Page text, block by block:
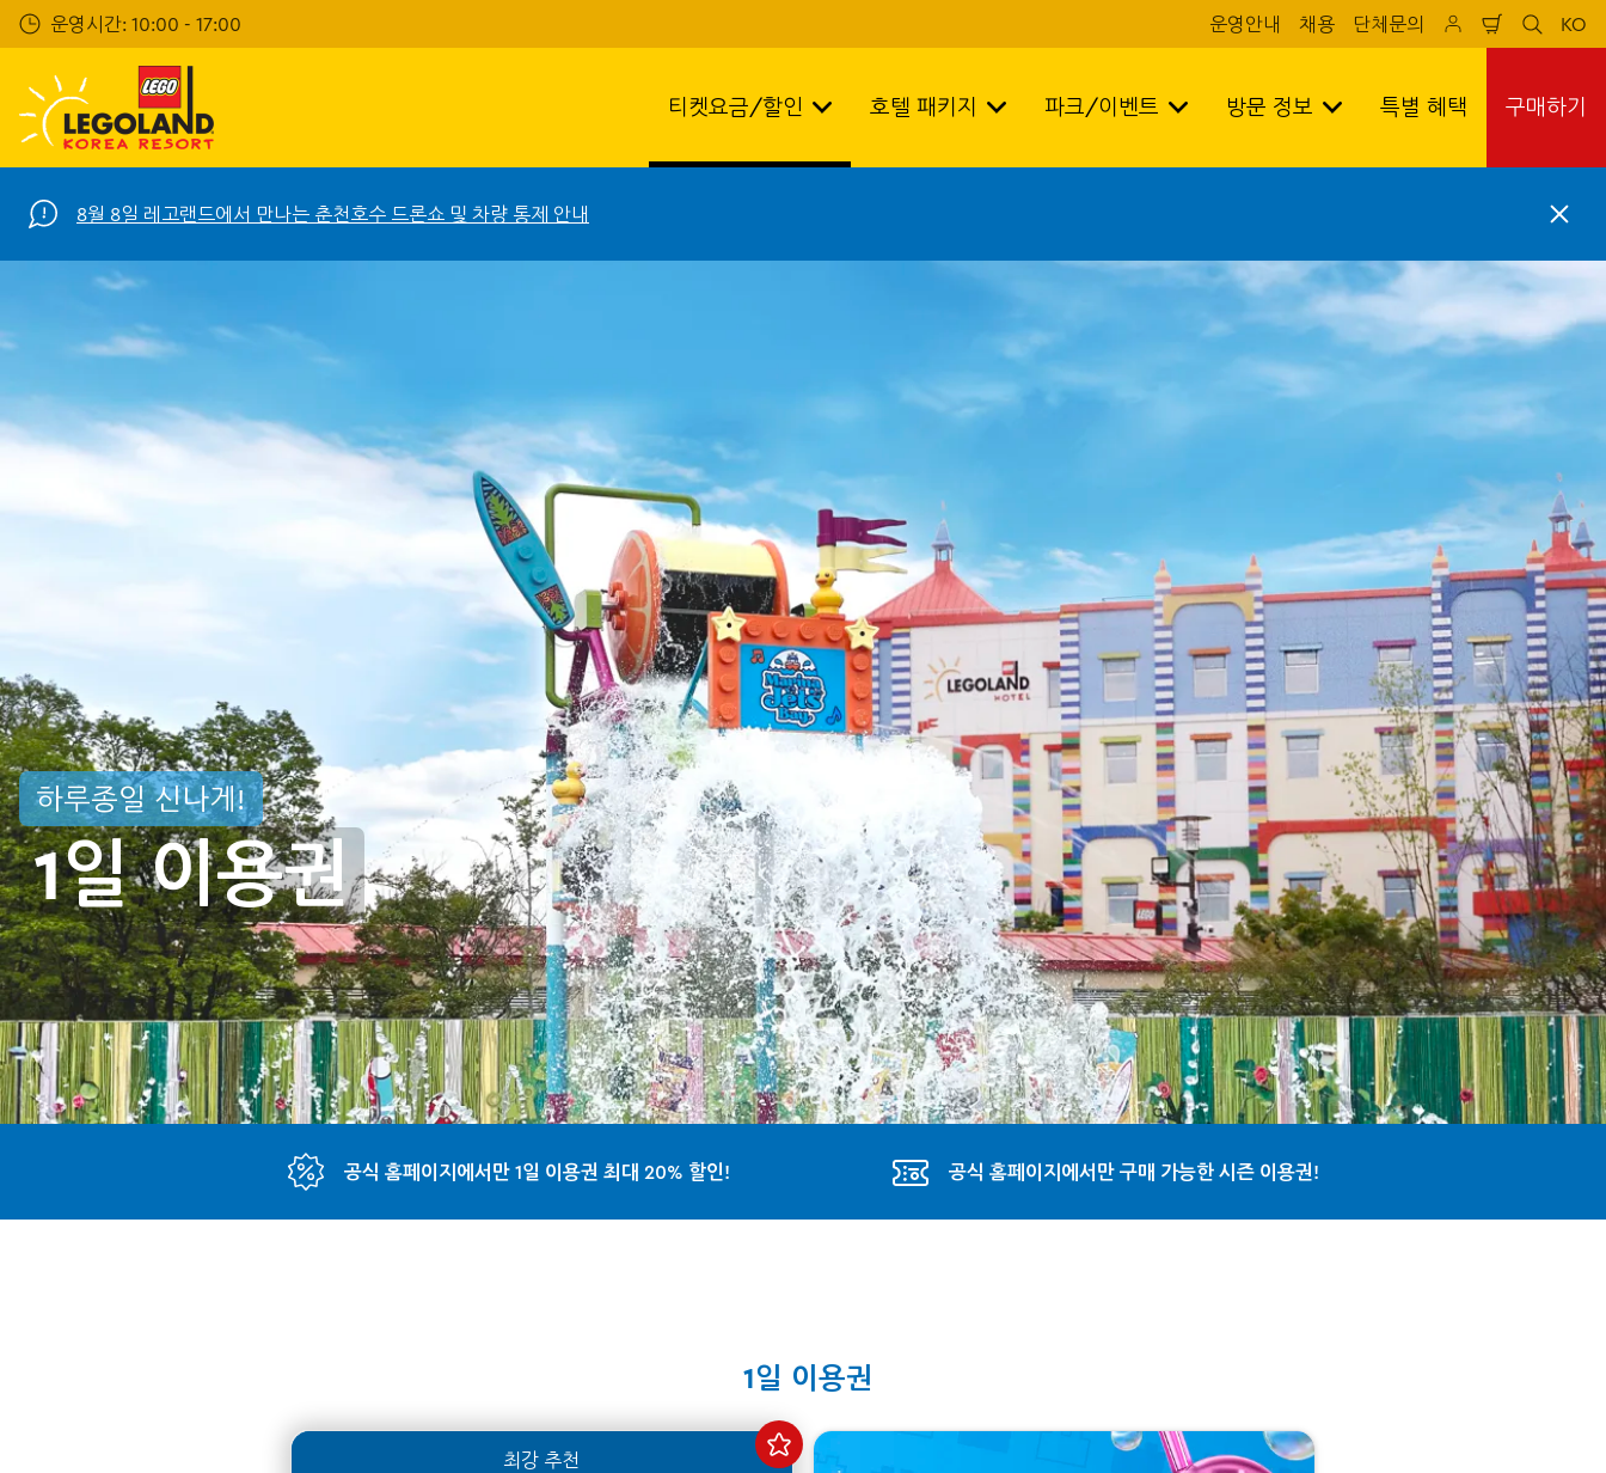
Skip
to
content
운영시간: 10:00 - 17:00 운영안내 채용 단체문의
Shopping
cart
sr
search
KO
sr
티켓요금/할인 호텔 패키지 파크/이벤트 방문 정보 특별 혜택 구매하기
8월 8일 레고랜드에서 만나는 춘천호수 드론쇼 및 차량 통제 안내
C
o
하루종일 신나게!
1일 이용권
공식 홈페이지에서만 1일 이용권 최대 20% 할인! 공식 홈페이지에서만 구매 가능한 시즌 이용권!
1일 이용권
최강 추천